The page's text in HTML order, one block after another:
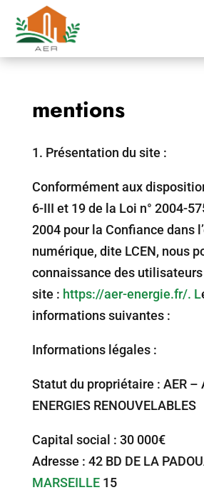
mentions
1.⁠ ⁠Présentation du site :
Conformément aux
6-III et 19 de la Loi n° 2004-
2004 pour la Confiance dans
numérique, dite LCEN, nous
connaissance des
site : https://aer-energie.fr/. L
informations suivantes :
Informations légales :
Statut du propriétaire : AER –
ENERGIES RENOUVELABLES
Capital social : 30 000€
Adresse : 42 BD DE LA
MARSEILLE15